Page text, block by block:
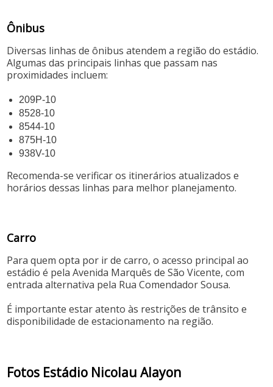
Ônibus
Diversas linhas de ônibus atendem a região do estádio.
Algumas das principais linhas que passam nas
proximidades incluem:
209P-10
8528-10
8544-10
875H-10
938V-10
Recomenda-se verificar os itinerários atualizados e
horários dessas linhas para melhor planejamento.
Carro
Para quem opta por ir de carro, o acesso principal ao
estádio é pela Avenida Marquês de São Vicente, com
entrada alternativa pela Rua Comendador Sousa.
É importante estar atento às restrições de trânsito e
disponibilidade de estacionamento na região.
Fotos Estádio Nicolau Alayon